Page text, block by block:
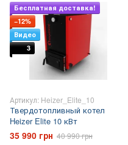
Подарок
Бесплатная доставка!
−12%
Видео
3
Артикул: Heizer_Elite_10
Твердотопливный котел
Heizer Elite 10 кВт
35 990 грн 40 990 грн